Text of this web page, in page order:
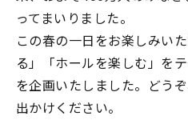
ってまいりました。
この春の一日をお楽しみい
る」「ホールを楽しむ」を
を企画いたしました。どう
出かけください。